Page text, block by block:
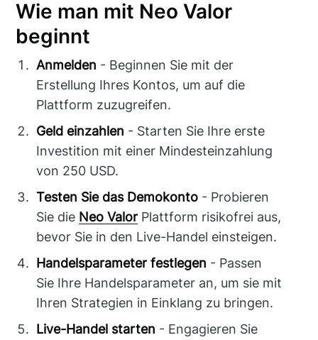
Wie man mit Neo Valor
beginnt
Anmelden - Beginnen Sie mit der
Erstellung Ihres Kontos, um auf die
Plattform zuzugreifen.
Geld einzahlen - Starten Sie Ihre erste
Investition mit einer Mindesteinzahlung
von 250 USD.
Testen Sie das Demokonto - Probieren
Sie die Neo Valor Plattform risikofrei aus,
bevor Sie in den Live-Handel einsteigen.
Handelsparameter festlegen - Passen
Sie Ihre Handelsparameter an, um sie mit
Ihren Strategien in Einklang zu bringen.
Live-Handel starten - Engagieren Sie